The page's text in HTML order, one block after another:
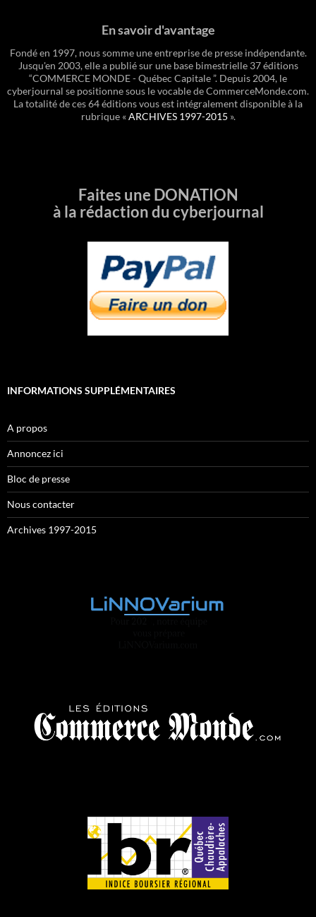
En savoir d'avantage
Fondé en 1997, nous somme une entreprise de presse indépendante.
Jusqu'en 2003, elle a publié sur une base bimestrielle 37 éditions
“COMMERCE MONDE - Québec Capitale ”. Depuis 2004, le
cyberjournal se positionne sous le vocable de CommerceMonde.com.
La totalité de ces 64 éditions vous est intégralement disponible à la
rubrique «ARCHIVES 1997-2015 ».
Faites une DONATION
à la rédaction du cyberjournal
INFORMATIONS SUPPLÉMENTAIRES
A propos
Annoncez ici
Bloc de presse
Nous contacter
Archives 1997-2015